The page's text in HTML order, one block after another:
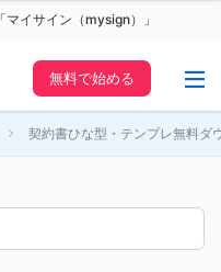
イサイン（mysign）」
無料で始める
契約書ひな型・テンプレ無料ダ